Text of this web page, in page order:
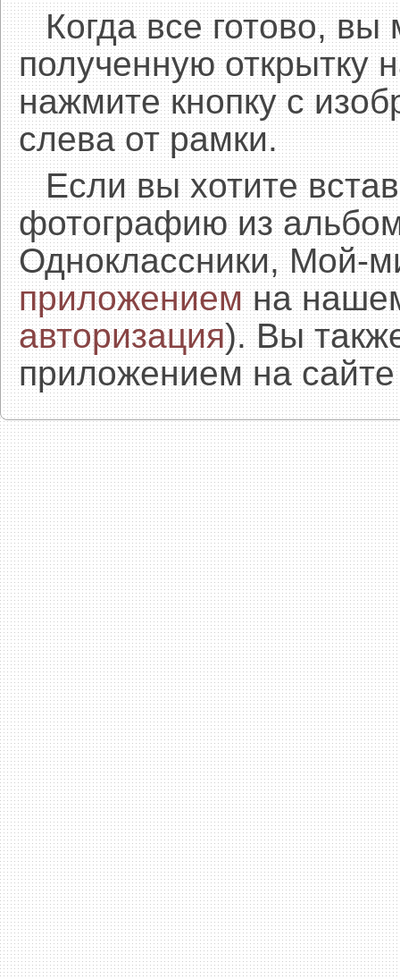
Когда все готово,
полученную открытку
нажмите кнопку с
слева от рамки.
Если вы хотите
фотографию из
Одноклассники, Мой-
приложениемна нашем
авторизация). Вы
приложением на сайте